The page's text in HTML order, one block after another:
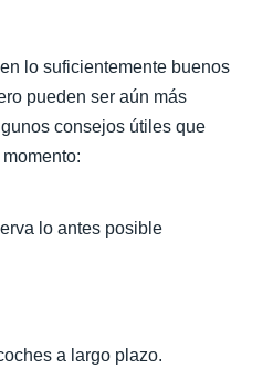
lo suficientemente buenos
pueden ser aún más
consejos útiles que
lo antes posible
a largo plazo.